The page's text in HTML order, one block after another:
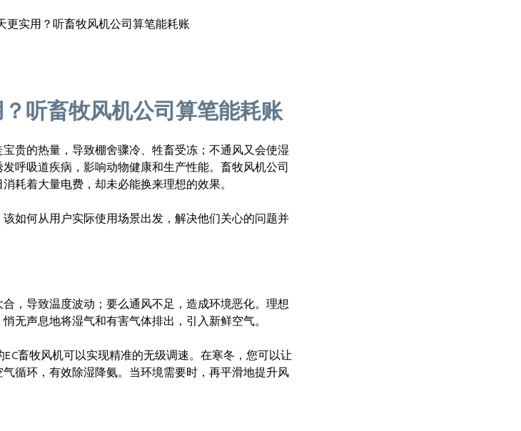
更实用？听畜牧风机公司算笔能耗账
听畜牧风机公司算笔能耗账
贵的热量，导致棚舍骤冷、牲畜受冻；不通风又会使湿
呼吸道疾病，影响动物健康和生产性能。畜牧风机公司
耗着大量电费，却未必能换来理想的效果。
如何从用户实际使用场景出发，解决他们关心的问题并
，导致温度波动；要么通风不足，造成环境恶化。理想
无声息地将湿气和有害气体排出，引入新鲜空气。
畜牧风机可以实现精准的无级调速。在寒冬，您可以让
循环，有效除湿降氨。当环境需要时，再平滑地提升风